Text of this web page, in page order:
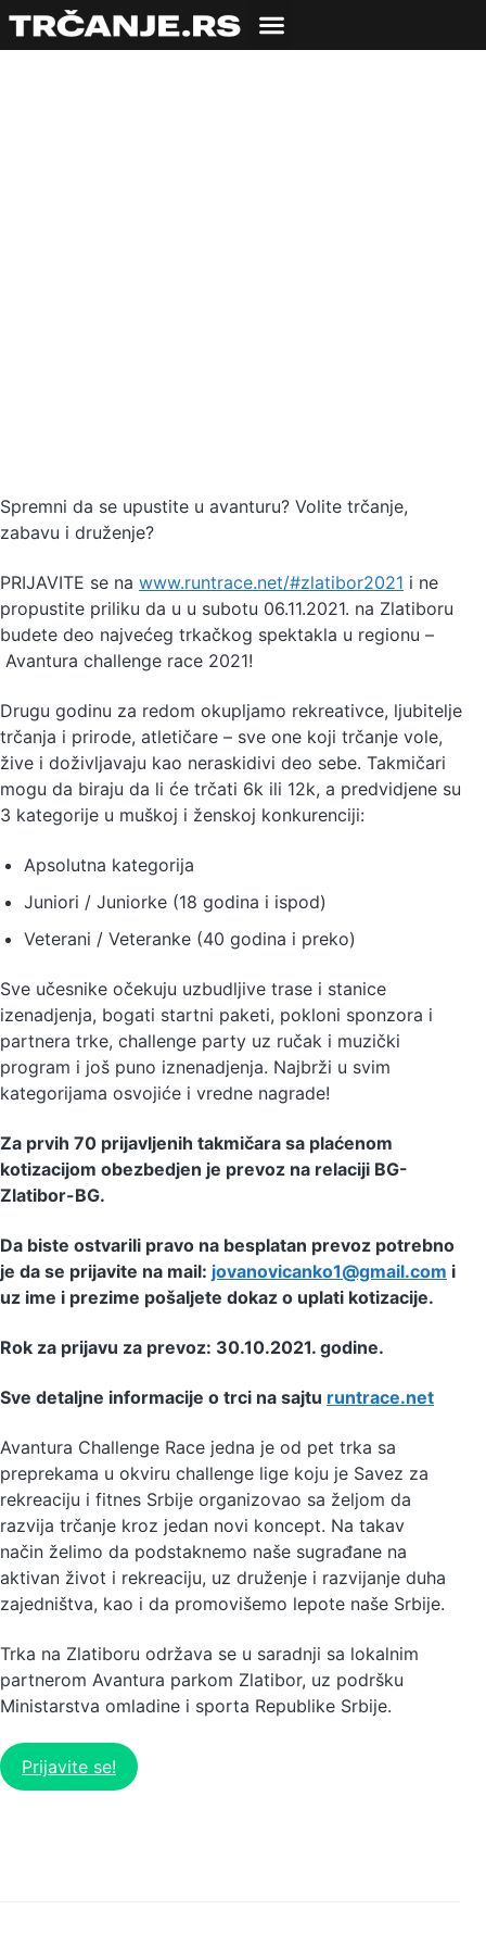
Spremni da se upustite u avanturu? Volite trčanje,
zabavu i druženje?
PRIJAVITE se na www.runtrace.net/#zlatibor2021 i ne
propustite priliku da u u subotu 06.11.2021. na Zlatiboru
budete deo najvećeg trkačkog spektakla u regionu –
Avantura challenge race 2021!
Drugu godinu za redom okupljamo rekreativce, ljubitelje
trčanja i prirode, atletičare – sve one koji trčanje vole,
žive i doživljavaju kao neraskidivi deo sebe. Takmičari
mogu da biraju da li će trčati 6k ili 12k, a predvidjene su
3 kategorije u muškoj i ženskoj konkurenciji:
Apsolutna kategorija
Juniori / Juniorke (18 godina i ispod)
Veterani / Veteranke (40 godina i preko)
Sve učesnike očekuju uzbudljive trase i stanice
izenadjenja, bogati startni paketi, pokloni sponzora i
partnera trke, challenge party uz ručak i muzički
program i još puno iznenadjenja. Najbrži u svim
kategorijama osvojiće i vredne nagrade!
Za prvih 70 prijavljenih takmičara sa plaćenom
kotizacijom obezbedjen je prevoz na relaciji BG-
Zlatibor-BG.
Da biste ostvarili pravo na besplatan prevoz potrebno
je da se prijavite na mail: jovanovicanko1@gmail.com i
uz ime i prezime pošaljete dokaz o uplati kotizacije.
Rok za prijavu za prevoz: 30.10.2021. godine.
Sve detaljne informacije o trci na sajtu runtrace.net
Avantura Challenge Race jedna je od pet trka sa
preprekama u okviru challenge lige koju je Savez za
rekreaciju i fitnes Srbije organizovao sa željom da
razvija trčanje kroz jedan novi koncept. Na takav
način želimo da podstaknemo naše sugrađane na
aktivan život i rekreaciju, uz druženje i razvijanje duha
zajedništva, kao i da promovišemo lepote naše Srbije.
Trka na Zlatiboru održava se u saradnji sa lokalnim
partnerom Avantura parkom Zlatibor, uz podršku
Ministarstva omladine i sporta Republike Srbije.
Prijavite se!